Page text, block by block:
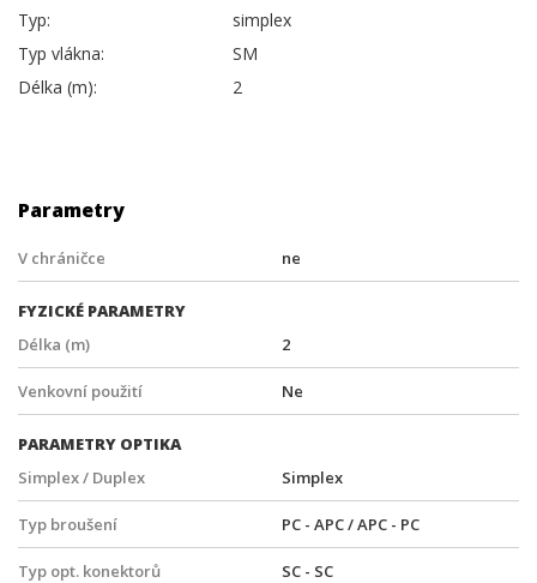
Typ:
simplex
Typ vlákna:
SM
Délka (m):
2
Parametry
V chráničce ne
FYZICKÉ PARAMETRY
Délka (m)
2
Venkovní použití Ne
PARAMETRY OPTIKA
Simplex / Duplex
Simplex
Typ broušení PC - APC / APC - PC
Typ opt. konektorů SC - SC